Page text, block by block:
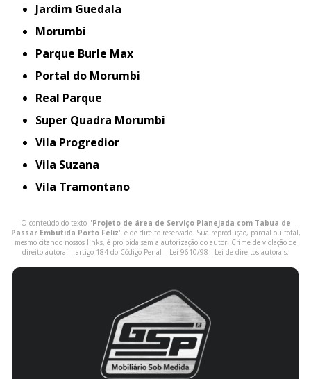
Jardim Guedala
Morumbi
Parque Burle Max
Portal do Morumbi
Real Parque
Super Quadra Morumbi
Vila Progredior
Vila Suzana
Vila Tramontano
O conteúdo do texto "Projeto de área de Serviço Planejada com Tabua de
Passar Embutida Porto Feliz" é de direito reservado. Sua reprodução, parcial ou total,
mesmo citando nossos links, é proibida sem a autorização do autor. Crime de violação de
direito autoral – artigo 184 do Código Penal – Lei 9610/98 - Lei de direitos autorais.